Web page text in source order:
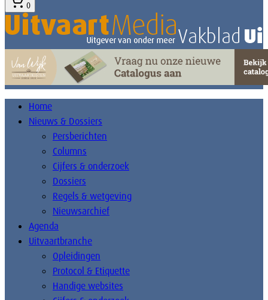
0
Home
Nieuws & Dossiers
Persberichten
Columns
Cijfers & onderzoek
Dossiers
Regels & wetgeving
Nieuwsarchief
Agenda
Uitvaartbranche
Opleidingen
Protocol & Etiquette
Handige websites